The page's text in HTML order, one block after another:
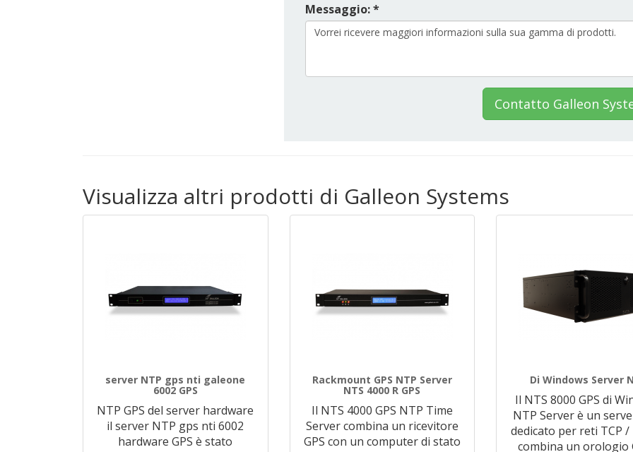
Messaggio: *
Contatto Galleon
Visualizza altri prodotti di Galleon Systems
server NTP gps nti galeone
6002 GPS
NTP GPS del server hardware
il server NTP gps nti 6002
hardware GPS è stato
Rackmount GPS NTP Server
NTS 4000 R GPS
Il NTS 4000 GPS NTP Time
Server combina un ricevitore
GPS con un computer di stato
Di Windows Server
Il NTS 8000 GPS di
NTP Server è un
dedicato per reti TCP /
combina un orologio